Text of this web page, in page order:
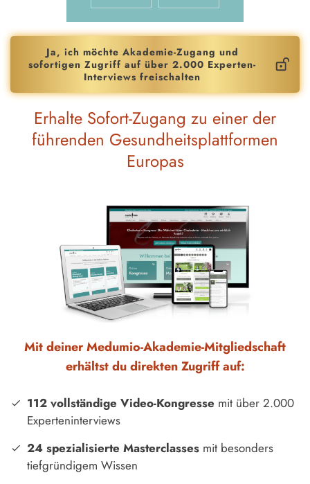
Ja, ich möchte Akademie-Zugang und
sofortigen Zugriff auf über 2.000 Experten-
Interviews freischalten
Erhalte Sofort-Zugang zu einer der
führenden Gesundheitsplattformen
Europas
Mit deiner Medumio-Akademie-Mitgliedschaft
erhältst du direkten Zugriff auf:
112 vollständige Video-Kongresse mit über 2.000
Experteninterviews
24 spezialisierte Masterclasses mit besonders
tiefgründigem Wissen